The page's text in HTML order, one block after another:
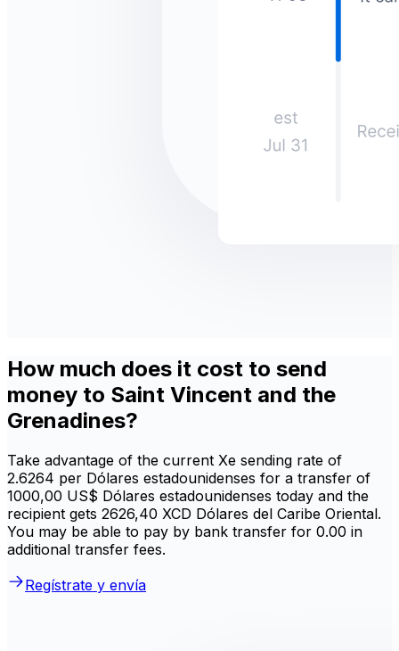
How much does it cost to send
money to Saint Vincent and the
Grenadines?
Take advantage of the current Xe sending rate of
2.6264 per Dólares estadounidenses for a transfer of
1000,00 US$ Dólares estadounidenses today and the
recipient gets 2626,40 XCD Dólares del Caribe Oriental.
You may be able to pay by bank transfer for 0.00 in
additional transfer fees.
Regístrate y envía